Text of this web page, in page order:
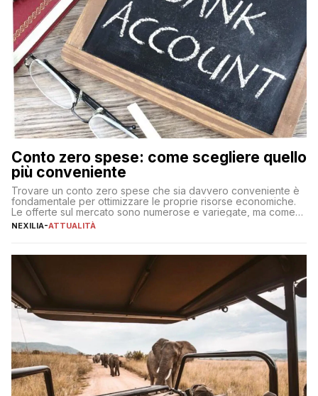
Conto zero spese: come scegliere quello
più conveniente
Trovare un conto zero spese che sia davvero conveniente è
fondamentale per ottimizzare le proprie risorse economiche.
Le offerte sul mercato sono numerose e variegate, ma come
individuare quella più adatta alle proprie esigenze senza
sul […]
NEXILIA-ATTUALITÀ